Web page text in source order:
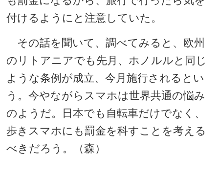
付けるようにと注意していた。
その話を聞いて、調べてみると、欧州
のリトアニアでも先月、ホノルルと同じ
ような条例が成立、今月施行されるとい
う。今やながらスマホは世界共通の悩み
のようだ。日本でも自転車だけでなく、
歩きスマホにも罰金を科すことを考える
べきだろう。（森）